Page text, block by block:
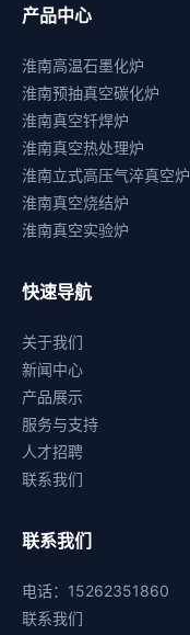
产品中心
淮南高温石墨化炉
淮南预抽真空碳化炉
淮南真空钎焊炉
淮南真空热处理炉
淮南立式高压气淬真空炉
淮南真空烧结炉
淮南真空实验炉
快速导航
关于我们
新闻中心
产品展示
服务与支持
人才招聘
联系我们
联系我们
电话：15262351860
联系我们